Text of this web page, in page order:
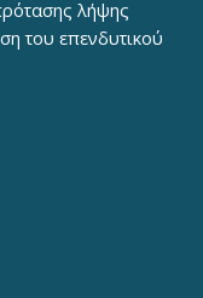
λήψης
του επενδυτικού